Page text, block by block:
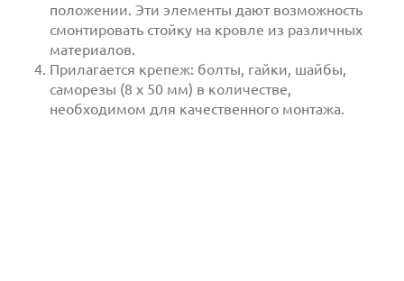
Отправить
положении. Эти элементы дают возможность
смонтировать стойку на кровле из различных
материалов.
Прилагается крепеж: болты, гайки, шайбы,
саморезы (8 х 50 мм) в количестве,
необходимом для качественного монтажа.